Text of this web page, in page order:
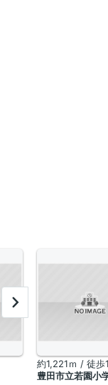
約1,221ｍ / 徒歩
豊田市立若園小